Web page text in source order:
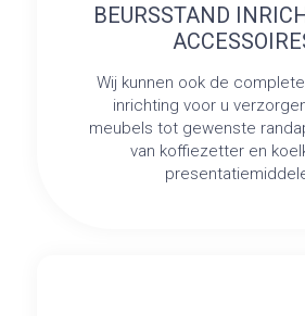
BEURSSTAND
Wij kunnen ook de
inrichting voor u
meubels tot gewenste
van koffiezetter en